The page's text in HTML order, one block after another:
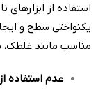
استفاده از
یکنواختی سطح و
مناسب مانند غلطک،
عدم استفاده از